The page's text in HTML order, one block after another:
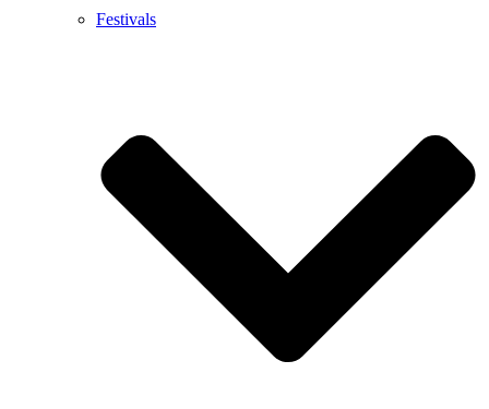
Festivals